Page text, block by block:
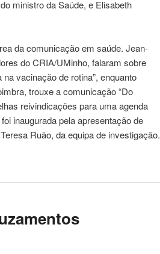
ministro da Saúde, e Elisabeth
da comunicação em saúde. Jean-
do CRIA/UMinho, falaram sobre
vacinação de rotina”, enquanto
trouxe a comunicação “Do
reivindicações para uma agenda
inaugurada pela apresentação de
Ruão, da equipa de investigação.